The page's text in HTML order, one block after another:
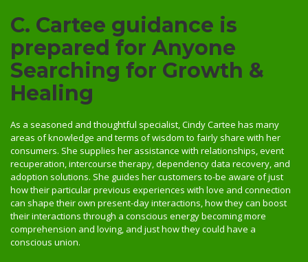
C. Cartee guidance is
prepared for Anyone
Searching for Growth &
Healing
As a seasoned and thoughtful specialist, Cindy Cartee has many
areas of knowledge and terms of wisdom to fairly share with her
consumers. She supplies her assistance with relationships, event
recuperation, intercourse therapy, dependency data recovery, and
adoption solutions. She guides her customers to-be aware of just
how their particular previous experiences with love and connection
can shape their own present-day interactions, how they can boost
their interactions through a conscious energy becoming more
comprehension and loving, and just how they could have a
conscious union.